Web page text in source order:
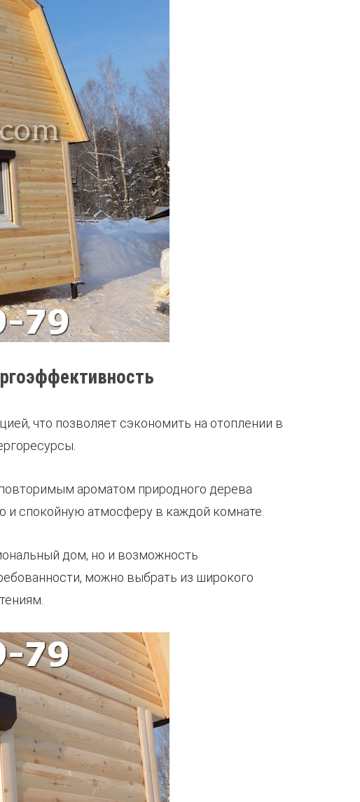
что позволяет сэкономить на отоплении в
ароматом природного дерева
и спокойную атмосферу в каждой комнате.
дом, но и возможность
можно выбрать из широкого